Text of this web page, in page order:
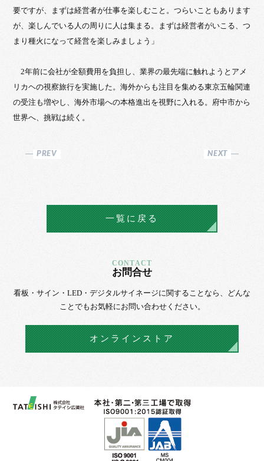
要ですが、まずは経営者が仕事を楽しむこと。つらいこともあります
が、楽しんでいる人の周りに人は集まる。まずは経営者がいこる、つ
まり種火になって経営を楽しみましょう」
2年前に会社が全額費用を負担し、業界の最先端に触れようとアメ
リカヘの視察旅行を実施した。海外からも注目を集める東京五輪関連
の受注も増やし、海外市場への本格進出を視野に入れる。府中市から
世界へ、挑戦は続く。
一覧に戻る
お問合せ
看板・サイン・LED・デジタルサイネージに関することなら、
どんな
ことでもお気軽にお問い合わせください。
オンラインストア